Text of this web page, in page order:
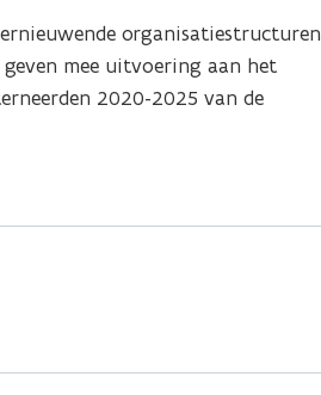
organisatiestructuren
mee uitvoering aan het
2020-2025 van de